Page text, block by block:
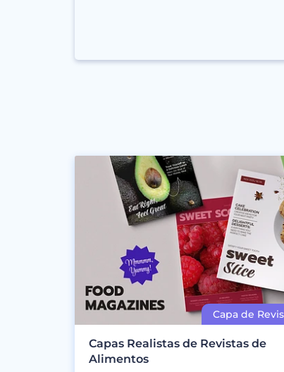
Capas Realistas de Revistas de
Alimentos